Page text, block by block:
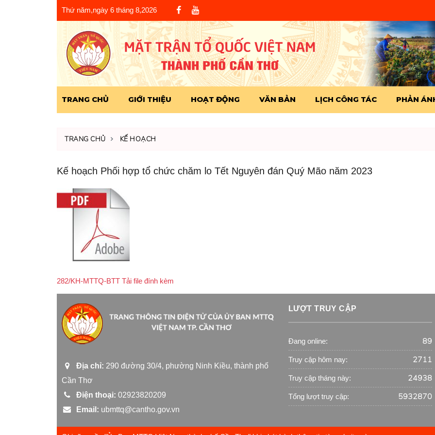
Thứ năm,ngày 6 tháng 8,2026
TRANG CHỦ GIỚI THIỆU HOẠT ĐỘNG VĂN BẢN LỊCH CÔNG TÁC PHẢN
TRANG CHỦ KẾ HOẠCH
Kế hoạch Phối hợp tổ chức chăm lo Tết Nguyên đán Quý Mão năm 2023
282/KH-MTTQ-BTT Tải file đính kèm
Địa chỉ: 290 đường 30/4, phường Ninh Kiều, thành phố
Cần Thơ
Điện thoại: 02923820209
Email: ubmttq@cantho.gov.vn
LƯỢT TRUY CẬP
Đang online: 89
Truy cập hôm nay: 2711
Truy cập tháng này: 24938
Tổng lượt truy cập: 5932870